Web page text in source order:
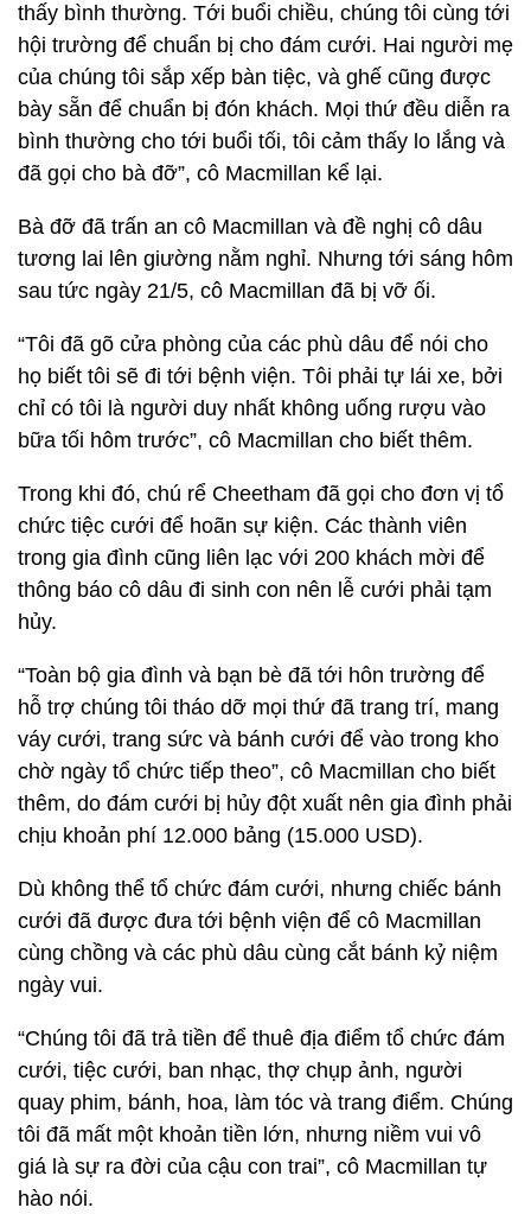
thấy bình thường. Tới buổi chiều, chúng tôi cùng tới
hội trường để chuẩn bị cho đám cưới. Hai người mẹ
của chúng tôi sắp xếp bàn tiệc, và ghế cũng được
bày sẵn để chuẩn bị đón khách. Mọi thứ đều diễn ra
bình thường cho tới buổi tối, tôi cảm thấy lo lắng và
đã gọi cho bà đỡ”, cô Macmillan kể lại.
Bà đỡ đã trấn an cô Macmillan và đề nghị cô dâu
tương lai lên giường nằm nghỉ. Nhưng tới sáng hôm
sau tức ngày 21/5, cô Macmillan đã bị vỡ ối.
“Tôi đã gõ cửa phòng của các phù dâu để nói cho
họ biết tôi sẽ đi tới bệnh viện. Tôi phải tự lái xe, bởi
chỉ có tôi là người duy nhất không uống rượu vào
bữa tối hôm trước”, cô Macmillan cho biết thêm.
Trong khi đó, chú rể Cheetham đã gọi cho đơn vị tổ
chức tiệc cưới để hoãn sự kiện. Các thành viên
trong gia đình cũng liên lạc với 200 khách mời để
thông báo cô dâu đi sinh con nên lễ cưới phải tạm
hủy.
“Toàn bộ gia đình và bạn bè đã tới hôn trường để
hỗ trợ chúng tôi tháo dỡ mọi thứ đã trang trí, mang
váy cưới, trang sức và bánh cưới để vào trong kho
chờ ngày tổ chức tiếp theo”, cô Macmillan cho biết
thêm, do đám cưới bị hủy đột xuất nên gia đình phải
chịu khoản phí 12.000 bảng (15.000 USD).
Dù không thể tổ chức đám cưới, nhưng chiếc bánh
cưới đã được đưa tới bệnh viện để cô Macmillan
cùng chồng và các phù dâu cùng cắt bánh kỷ niệm
ngày vui.
“Chúng tôi đã trả tiền để thuê địa điểm tổ chức đám
cưới, tiệc cưới, ban nhạc, thợ chụp ảnh, người
quay phim, bánh, hoa, làm tóc và trang điểm. Chúng
tôi đã mất một khoản tiền lớn, nhưng niềm vui vô
giá là sự ra đời của cậu con trai”, cô Macmillan tự
hào nói.